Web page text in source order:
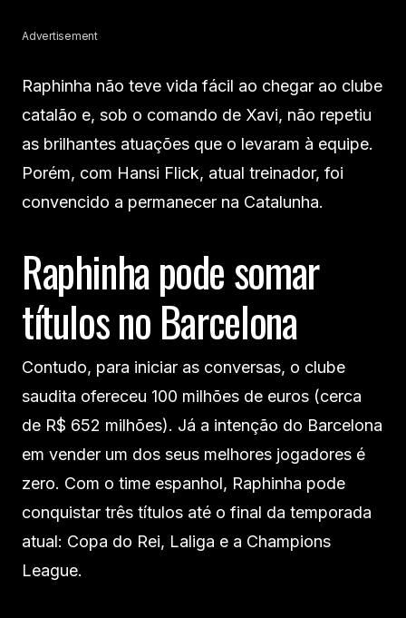
Advertisement
Raphinha não teve vida fácil ao chegar ao clube
catalão e, sob o comando de Xavi, não repetiu
as brilhantes atuações que o levaram à equipe.
Porém, com Hansi Flick, atual treinador, foi
convencido a permanecer na Catalunha.
Raphinha pode somar
títulos no Barcelona
Contudo, para iniciar as conversas, o clube
saudita ofereceu 100 milhões de euros (cerca
de R$ 652 milhões). Já a intenção do Barcelona
em vender um dos seus melhores jogadores é
zero. Com o time espanhol, Raphinha pode
conquistar três títulos até o final da temporada
atual: Copa do Rei, Laliga e a Champions
League.